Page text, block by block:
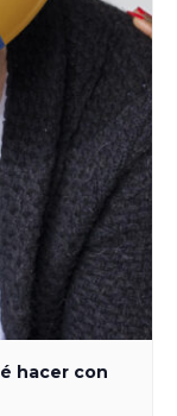
hacer con